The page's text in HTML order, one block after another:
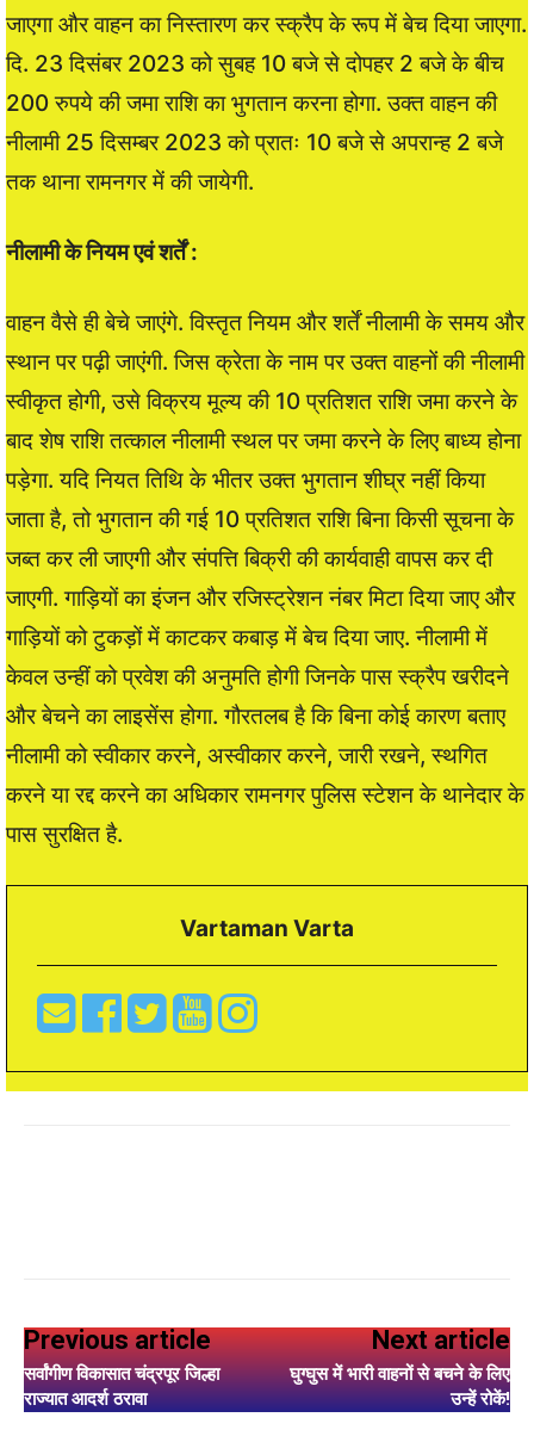
जाएगा और वाहन का निस्तारण कर स्क्रैप के रूप में बेच दिया जाएगा.
दि. 23 दिसंबर 2023 को सुबह 10 बजे से दोपहर 2 बजे के बीच
200 रुपये की जमा राशि का भुगतान करना होगा. उक्त वाहन की
नीलामी 25 दिसम्बर 2023 को प्रातः 10 बजे से अपरान्ह 2 बजे
तक थाना रामनगर में की जायेगी.
नीलामी के नियम एवं शर्तें :
वाहन वैसे ही बेचे जाएंगे. विस्तृत नियम और शर्तें नीलामी के समय और
स्थान पर पढ़ी जाएंगी. जिस क्रेता के नाम पर उक्त वाहनों की नीलामी
स्वीकृत होगी, उसे विक्रय मूल्य की 10 प्रतिशत राशि जमा करने के
बाद शेष राशि तत्काल नीलामी स्थल पर जमा करने के लिए बाध्य होना
पड़ेगा. यदि नियत तिथि के भीतर उक्त भुगतान शीघ्र नहीं किया
जाता है, तो भुगतान की गई 10 प्रतिशत राशि बिना किसी सूचना के
जब्त कर ली जाएगी और संपत्ति बिक्री की कार्यवाही वापस कर दी
जाएगी. गाड़ियों का इंजन और रजिस्ट्रेशन नंबर मिटा दिया जाए और
गाड़ियों को टुकड़ों में काटकर कबाड़ में बेच दिया जाए. नीलामी में
केवल उन्हीं को प्रवेश की अनुमति होगी जिनके पास स्क्रैप खरीदने
और बेचने का लाइसेंस होगा. गौरतलब है कि बिना कोई कारण बताए
नीलामी को स्वीकार करने, अस्वीकार करने, जारी रखने, स्थगित
करने या रद्द करने का अधिकार रामनगर पुलिस स्टेशन के थानेदार के
पास सुरक्षित है.
Vartaman Varta
Previous article
सर्वांगीण विकासात चंद्रपूर जिल्हा
राज्यात आदर्श ठरावा
Next article
घुग्घुस में भारी वाहनों से बचने के लिए
उन्हें रोकें!